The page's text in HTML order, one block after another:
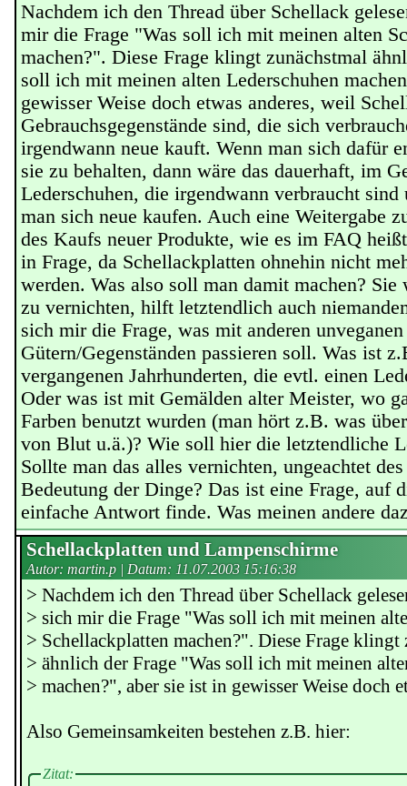
Nachdem ich den Thread über Schellack
mir die Frage "Was soll ich mit meinen alten
machen?". Diese Frage klingt zunächstmal
soll ich mit meinen alten Lederschuhen
gewisser Weise doch etwas anderes, weil
Gebrauchsgegenstände sind, die sich
irgendwann neue kauft. Wenn man sich dafür
sie zu behalten, dann wäre das dauerhaft, im
Lederschuhen, die irgendwann verbraucht sind
man sich neue kaufen. Auch eine Weitergabe
des Kaufs neuer Produkte, wie es im FAQ
in Frage, da Schellackplatten ohnehin nicht
werden. Was also soll man damit machen? Sie
zu vernichten, hilft letztendlich auch
sich mir die Frage, was mit anderen
Gütern/Gegenständen passieren soll. Was ist
vergangenen Jahrhunderten, die evtl. einen
Oder was ist mit Gemälden alter Meister, wo
Farben benutzt wurden (man hört z.B. was
von Blut u.ä.)? Wie soll hier die letztendliche
Sollte man das alles vernichten, ungeachtet
Bedeutung der Dinge? Das ist eine Frage, auf
einfache Antwort finde. Was meinen andere
Schellackplatten und Lampenschirme
Autor: martin.p | Datum: 11.07.2003 15:16:38
> Nachdem ich den Thread über Schellack
> sich mir die Frage "Was soll ich mit meinen
> Schellackplatten machen?". Diese Frage klingt
> ähnlich der Frage "Was soll ich mit meinen
> machen?", aber sie ist in gewisser Weise doch
Also Gemeinsamkeiten bestehen z.B. hier:
Zitat: